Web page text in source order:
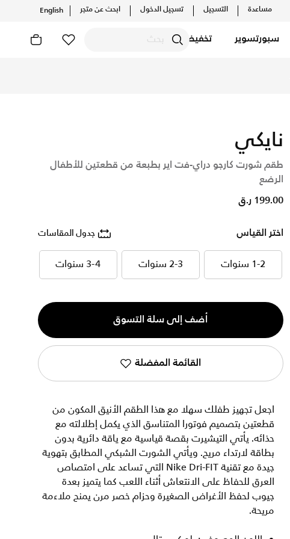
مساعدة التسجيل تسجيل الدخول ابحث عن متجر English
سبورتسوير تخفيضات
نايكي
طقم شورت كارجو دراي-فت اير بطبعة من قطعتين للأطفال
الرضع
199.00 ر.ق
اختر القياس جدول المقاسات
1-2 سنوات 1-2 سنوات 2-3 سنوات 2-3 سنوات 3-4 سنوات 3-4 سنوات
الكمية
1
أضف إلى سلة التسوق
القائمة المفضلة
اجعل تجهيز طفلك سهلا مع هذا الطقم الأنيق المكون من
قطعتين بتصميم فوتورا المتناسق الذي يكمل إطلالته مع
حذائه. يأتي التيشيرت بقصة قياسية مع ياقة دائرية بدون
بطاقة لارتداء مريح. ويأتي الشورت الشبكي المطابق بتهوية
جيدة مع تقنية Nike Dri-FIT التي تساعد على امتصاص
العرق للحفاظ على الانتعاش أثناء اللعب كما يتميز بعدة
جيوب لحفظ الأغراض الصغيرة وحزام خصر مرن يمنح ملاءمة
مريحة.